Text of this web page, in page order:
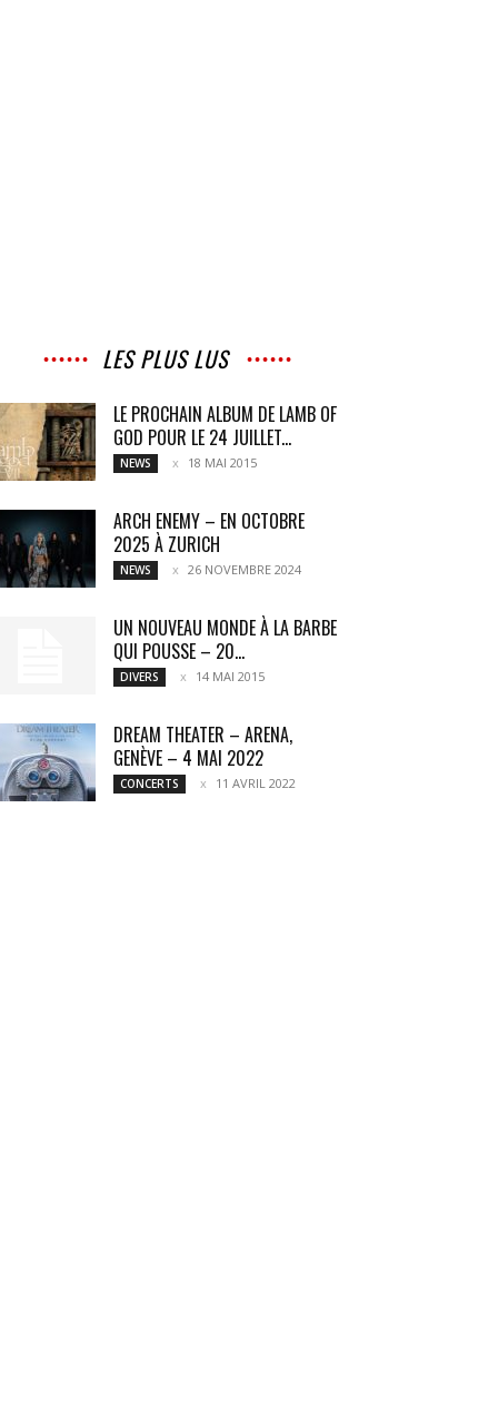
LES PLUS LUS
LE PROCHAIN ALBUM DE LAMB OF
GOD POUR LE 24 JUILLET...
NEWS 18 MAI 2015
ARCH ENEMY – EN OCTOBRE
2025 À ZURICH
NEWS 26 NOVEMBRE 2024
UN NOUVEAU MONDE À LA BARBE
QUI POUSSE – 20...
DIVERS 14 MAI 2015
DREAM THEATER – ARENA,
GENÈVE – 4 MAI 2022
CONCERTS 11 AVRIL 2022